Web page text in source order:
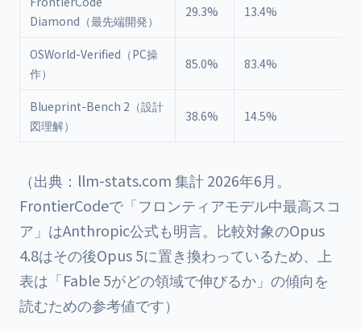
Diamond（最先端開発）
29.3% 13.4%
OSWorld-Verified（PC操
作）
85.0% 83.4%
Blueprint-Bench 2（設計
図理解）
38.6% 14.5%
（出典：llm-stats.com 集計 2026年6月。
FrontierCodeで「フロンティアモデル中最高スコ
ア」はAnthropic公式も明言。比較対象のOpus
4.8はその後Opus 5に置き換わっているため、上
表は「Fable 5がどの領域で伸びるか」の傾向を
読むための参考値です）